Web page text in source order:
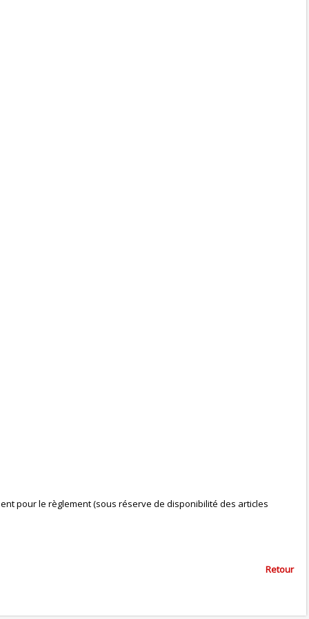
pour le règlement (sous réserve de disponibilité des articles
Retour